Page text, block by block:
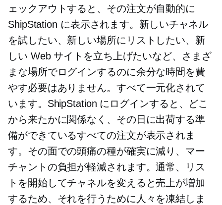
ェックアウトすると、その注文が自動的に
ShipStation に表示されます。新しいチャネル
を試したい、新しい場所にリストしたい、新
しい Web サイトを立ち上げたいなど、さまざ
まな場所でログインするのに余分な時間を費
やす必要はありません。すべて一元化されて
います。ShipStation にログインすると、どこ
から来たかに関係なく、その日に出荷する準
備ができているすべての注文が表示されま
す。その面での頭痛の種が確実に減り、マー
チャントの負担が軽減されます。通常、リス
トを開始してチャネルを変えると売上が増加
するため、それを行うために人々を凍結しま